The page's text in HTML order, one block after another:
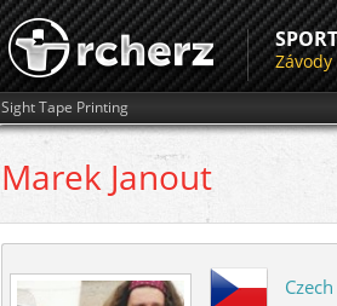
SPORT
Závody
Sight Tape Printing
Marek Janout